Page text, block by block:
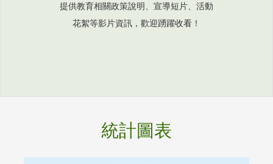
提供教育相關政策說明、宣導短片、活動
花絮等影片資訊，歡迎踴躍收看！
統計圖表